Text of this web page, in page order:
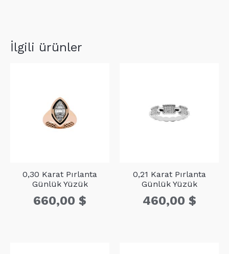
İlgili ürünler
0,30 Karat Pırlanta
Günlük Yüzük
660,00 $
0,21 Karat Pırlanta
Günlük Yüzük
460,00 $